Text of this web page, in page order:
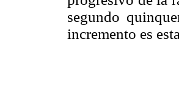
segundo
incremento es